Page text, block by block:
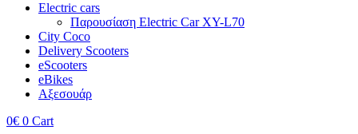
Electric cars
Παρουσίαση Electric Car XY-L70
City Coco
Delivery Scooters
eScooters
eBikes
Αξεσουάρ
0€ 0 Cart